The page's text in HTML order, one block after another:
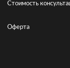
Стоимость
Оферта